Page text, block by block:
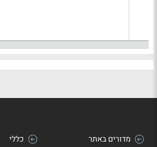
מדורים באתר כללי